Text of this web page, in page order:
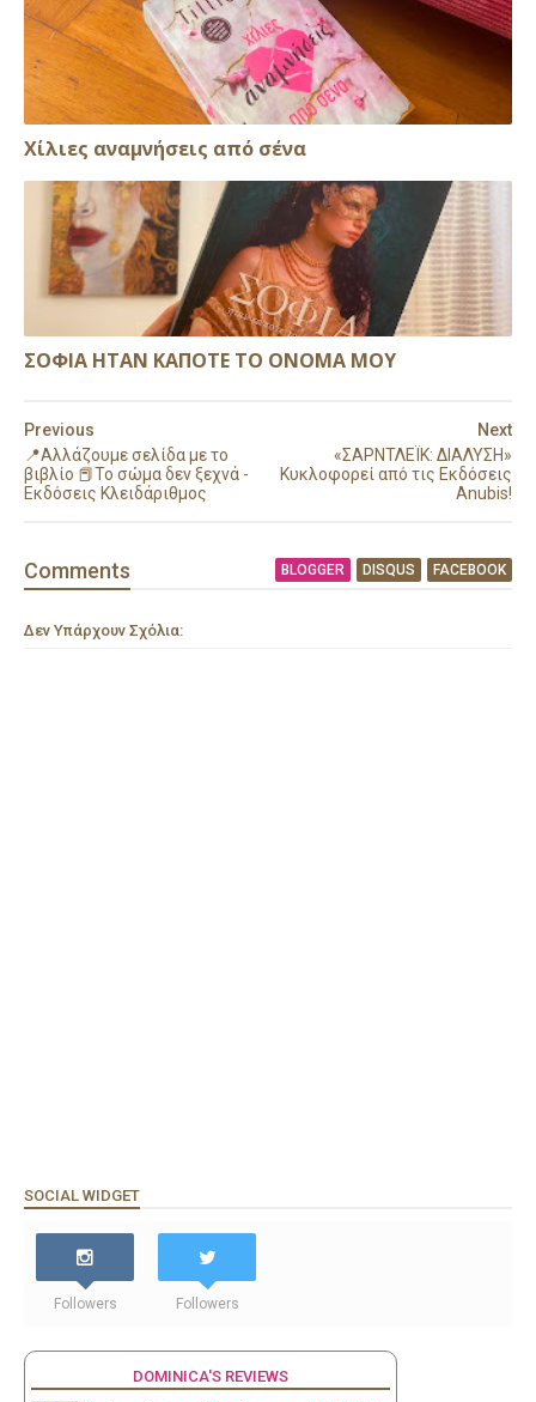
Xίλιες αναμνήσεις από σένα
ΣΟΦΙΑ ΗΤΑΝ ΚΑΠΟΤΕ ΤΟ ΟΝΟΜΑ ΜΟΥ
Next
«ΣΑΡΝΤΛΕΪΚ: ΔΙΑΛΥΣΗ»
Κυκλοφορεί από τις Εκδόσεις
Anubis!
Previous
📍Αλλάζουμε σελίδα με το
βιβλίο 📕Το σώμα δεν ξεχνά -
Εκδόσεις Κλειδάριθμος
Comments BLOGGER DISQUS FACEBOOK
Δεν Υπάρχουν Σχόλια:
SOCIAL WIDGET
Followers Followers
DOMINICA'S REVIEWS